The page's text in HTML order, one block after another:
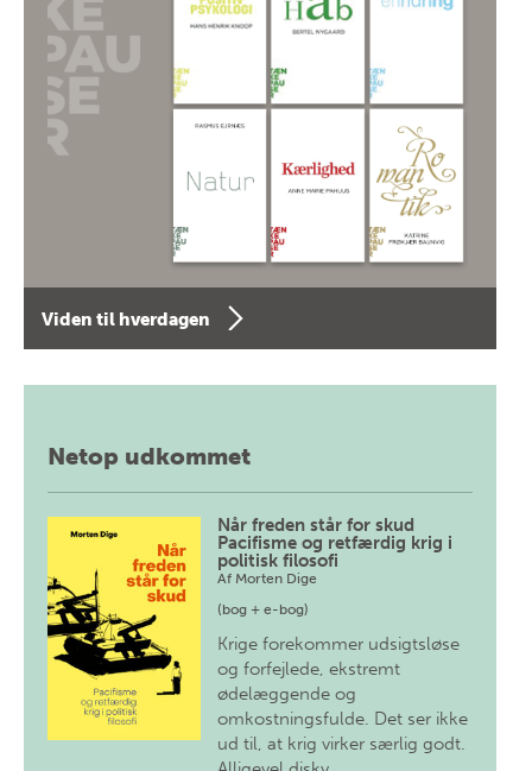
Viden til hverdagen
Netop udkommet
Når freden står for skud
Pacifisme og retfærdig krig i
politisk filosofi
Af Morten Dige
(bog + e-bog)
Krige forekommer udsigtsløse
og forfejlede, ekstremt
ødelæggende og
omkostningsfulde. Det ser ikke
ud til, at krig virker særlig godt.